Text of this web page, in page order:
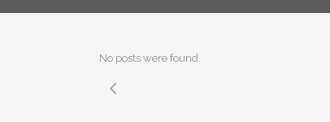
No posts were found.